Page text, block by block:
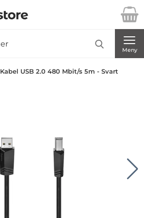
för Danira Telecom AB
Meny
USB 2.0 480 Mbit/s 5m - Svart
med